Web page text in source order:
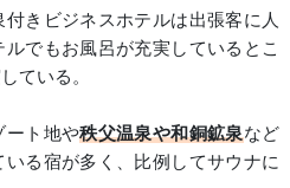
きビジネスホテルは出張客に人
でもお風呂が充実しているとこ
ている。
ート地や秩父温泉や和銅鉱泉など
る宿が多く、比例してサウナに